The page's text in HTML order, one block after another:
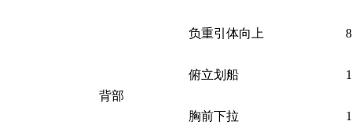
背部
负重引体向上
俯立划船
胸前下拉